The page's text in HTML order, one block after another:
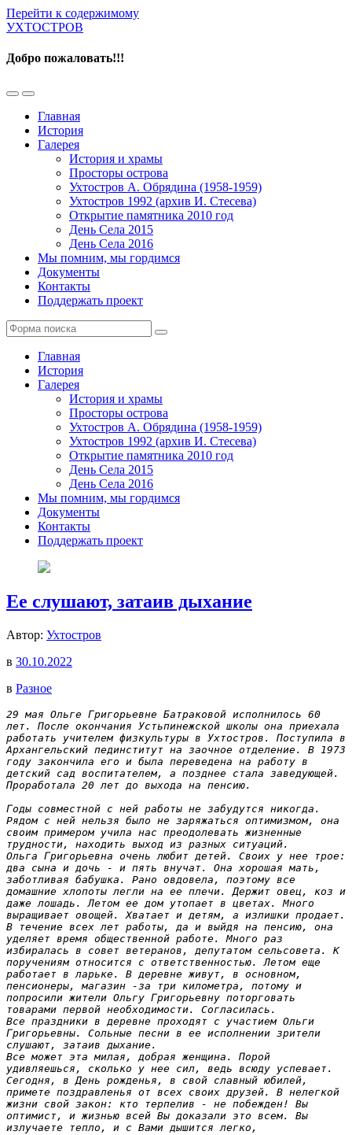
Перейти к содержимому
УХТОСТРОВ
Добро пожаловать!!!
Переключить
мобильное
меню
Переключить
поле
поиска
Главная
История
Галерея
История и храмы
Просторы острова
Ухтостров А. Обрядина (1958-1959)
Ухтостров 1992 (архив И. Стесева)
Открытие памятника 2010 год
День Села 2015
День Села 2016
Мы помним, мы гордимся
Документы
Контакты
Поддержать проект
Поиск
Главная
История
Галерея
История и храмы
Просторы острова
Ухтостров А. Обрядина (1958-1959)
Ухтостров 1992 (архив И. Стесева)
Открытие памятника 2010 год
День Села 2015
День Села 2016
Мы помним, мы гордимся
Документы
Контакты
Поддержать проект
Ее слушают, затаив дыхание
Автор: Ухтостров
в 30.10.2022
в Разное
29 мая Ольге Григорьевне Батраковой исполнилось 60
лет. После окончания Устьпинежской школы она приехала
работать учителем физкультуры в Ухтостров. Поступила в
Архангельский пединститут на заочное отделение. В 1973
году закончила его и была переведена на работу в
детский сад воспитателем, а позднее стала заведующей.
Проработала 20 лет до выхода на пенсию.
Годы совместной с ней работы не забудутся никогда.
Рядом с ней нельзя было не заряжаться оптимизмом, она
своим примером учила нас преодолевать жизненные
трудности, находить выход из разных ситуаций.
Ольга Григорьевна очень любит детей. Своих у нее трое:
два сына и дочь - и пять внучат. Она хорошая мать,
заботливая бабушка. Рано овдовела, поэтому все
домашние хлопоты легли на ее плечи. Держит овец, коз и
даже лошадь. Летом ее дом утопает в цветах. Много
выращивает овощей. Хватает и детям, а излишки продает.
В течение всех лет работы, да и выйдя на пенсию, она
уделяет время общественной работе. Много раз
избиралась в совет ветеранов, депутатом сельсовета. К
поручениям относится с ответственностью. Летом еще
работает в ларьке. В деревне живут, в основном,
пенсионеры, магазин -за три километра, потому и
попросили жители Ольгу Григорьевну поторговать
товарами первой необходимости. Согласилась.
Все праздники в деревне проходят с участием Ольги
Григорьевны. Сольные песни в ее исполнении зрители
слушают, затаив дыхание.
Все может эта милая, добрая женщина. Порой
удивляешься, сколько у нее сил, ведь всюду успевает.
Сегодня, в День рожденья, в свой славный юбилей,
примете поздравленья от всех своих друзей. В нелегкой
жизни свой закон: кто терпелив - не побежден! Вы
оптимист, и жизнью всей Вы доказали это всем. Вы
излучаете тепло, и с Вами дышится легко,